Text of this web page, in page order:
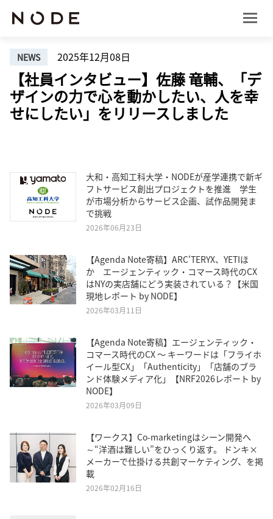
NEWS 2025年12月08日
【社員インタビュー】佐藤 竜輔、「デ
ザインの力で心を動かしたい、人を幸
せにしたい」をリリースしました
大和・高知工科大学・NODEが産学連携で新ギ
フトサービス創出プロジェクトを推進 学生
が市場分析からサービス企画、試作品開発ま
で挑戦
2026年06月23日
【Agenda Note寄稿】ARC'TERYX、YETIほ
か エージェンティック・コマース時代のCX
はNYの実店舗にどう実装されている？【米国
現地レポート by NODE】
2026年03月11日
【Agenda Note寄稿】エージェンティック・
コマース時代のCX 〜 キーワードは「フライホ
イール型CX」「Authenticity」「店舗のブラ
ンド体験メディア化」【NRF2026レポート by
NODE】
2026年03月09日
【ワークス】Co-marketingはシーン開発へ
～“洋酒は難しい”をひっくり返す。 ドンキ×
メーカーで仕掛ける共創マーケティング、を掲
載
2026年02月16日